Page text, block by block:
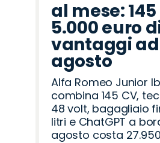
al mese: 145
5.000 euro
vantaggi ad
agosto
Alfa Romeo Junior
combina 145 CV,
48 volt, bagagliaio
litri e ChatGPT a
agosto costa